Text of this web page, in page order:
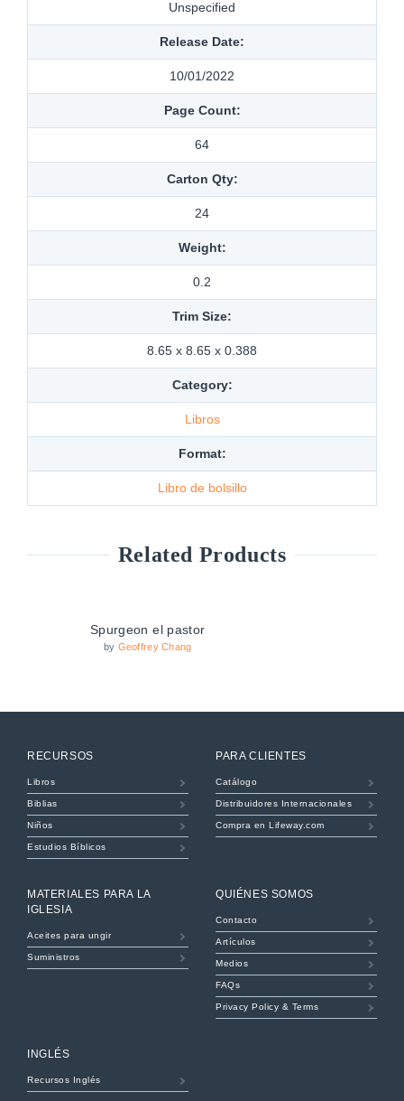
Unspecified
Release Date:
10/01/2022
Page Count:
64
Carton Qty:
24
Weight:
0.2
Trim Size:
8.65 x 8.65 x 0.388
Category:
Libros
Format:
Libro de bolsillo
Related Products
Spurgeon el pastor
by Geoffrey Chang
RECURSOS
Libros
Biblias
Niños
Estudios Bíblicos
PARA CLIENTES
Catálogo
Distribuidores Internacionales
Compra en Lifeway.com
QUIÉNES SOMOS
Contacto
Artículos
Medios
FAQs
Privacy Policy & Terms
INGLÉS
Recursos Inglés
MATERIALES PARA LA
IGLESIA
Aceites para ungir
Suministros